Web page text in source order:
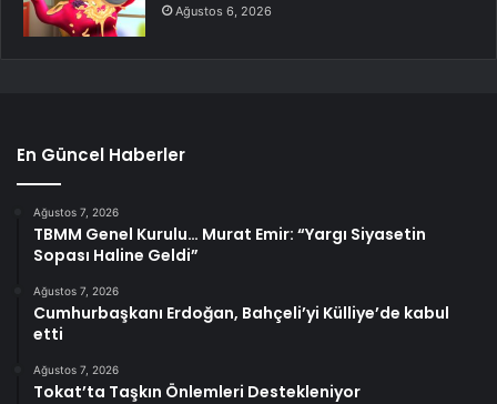
Ağustos 6, 2026
En Güncel Haberler
Ağustos 7, 2026
TBMM Genel Kurulu… Murat Emir: “Yargı Siyasetin
Sopası Haline Geldi”
Ağustos 7, 2026
Cumhurbaşkanı Erdoğan, Bahçeli’yi Külliye’de kabul
etti
Ağustos 7, 2026
Tokat’ta Taşkın Önlemleri Destekleniyor